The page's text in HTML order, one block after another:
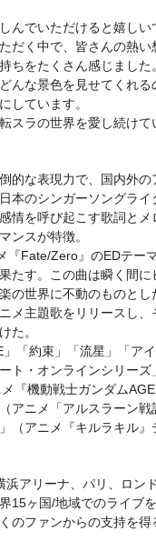
んでいただけると嬉しい
だく中で、皆さんの熱い
ちをたくさん感じました。
んな景色を見せてくれ
しています。
スラの世界を愛し続けて
的な表現力で、国内外の
本のシンガーソングライ
情を呼び起こす歌詞とメ
ンスが特徴。
『Fate/Zero』のEDテー
たす。この曲は瞬く間に
の世界に不動のものとし
メ主題歌をリリースし、
た。
「約束」「流星」「ア
ト・オンラインシリー
メ『機動戦士ガンダム
アニメ「アルスラーン戦
（アニメ『キルラキル』
浜アリーナ、パリ、ロン
15ヶ国/地域でのライブ
のファンからの支持を得